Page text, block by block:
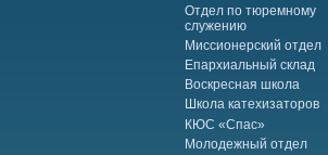
Отдел по тюремному
служению
Миссионерский отдел
Епархиальный склад
Воскресная школа
Школа катехизаторов
КЮС «Спас»
Молодежный отдел